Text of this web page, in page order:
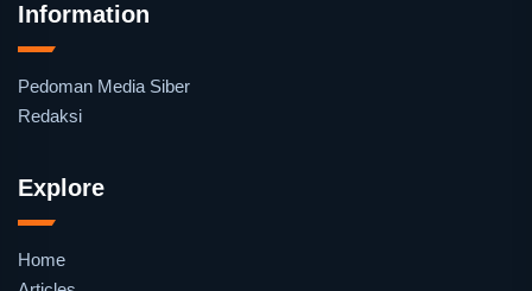
Information
Pedoman Media Siber
Redaksi
Explore
Home